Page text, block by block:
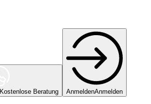
Kostenlose Beratung AnmeldenAnmelden